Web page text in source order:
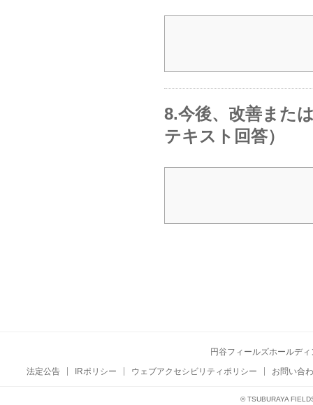
8.今後、改善また
テキスト回答）
円谷フィールズホールデ
法定公告
IRポリシー ウェブアクセシビリティポリシー お問い合
© TSUBURAYA